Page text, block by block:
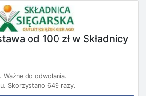
od 100 zł w Składnicy
Ważne do odwołania.
Skorzystano 649 razy.